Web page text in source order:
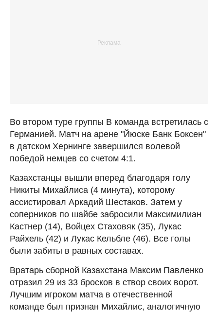
Во втором туре группы В команда встретилась с
Германией. Матч на арене "Йюске Банк Боксен"
в датском Хернинге завершился волевой
победой немцев со счетом 4:1.
Казахстанцы вышли вперед благодаря голу
Никиты Михайлиса (4 минута), которому
ассистировал Аркадий Шестаков. Затем у
соперников по шайбе забросили Максимилиан
Кастнер (14), Войцех Стаховяк (35), Лукас
Райхель (42) и Лукас Кельбле (46). Все голы
были забиты в равных составах.
Вратарь сборной Казахстана Максим Павленко
отразил 29 из 33 бросков в створ своих ворот.
Лучшим игроком матча в отечественной
команде был признан Михайлис, аналогичную